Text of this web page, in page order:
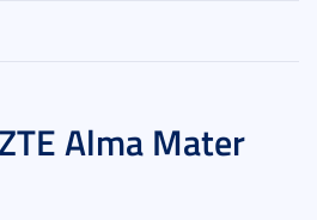
Alma Mater